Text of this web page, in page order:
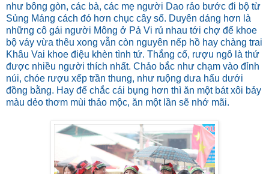
như bông gòn, các bà, các mẹ người Dao rảo bước đi bộ từ
Sủng Máng cách đó hơn chục cây số. Duyên dáng hơn là
những cô gái người Mông ở Pả Vi rủ nhau tới chợ để khoe
bộ váy vừa thêu xong vẫn còn nguyên nếp hồ hay chàng trai
Khâu Vai khoe điệu khèn tình tứ. Thắng cố, rượu ngô là thứ
được nhiều người thích nhất. Chảo bắc như chạm vào đỉnh
núi, chóe rượu xếp trần thung, như ruộng dưa hấu dưới
đồng bằng. Hay để chắc cái bụng hơn thì ăn một bát xôi bảy
màu dẻo thơm mùi thảo mộc, ăn một lần sẽ nhớ mãi.